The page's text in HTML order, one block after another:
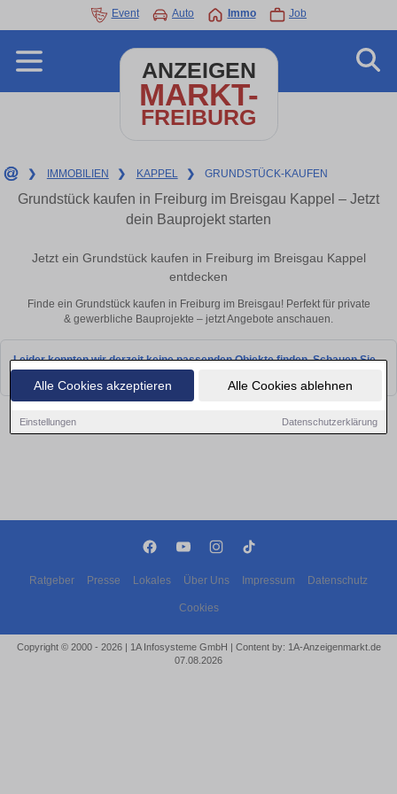
Alle Cookies akzeptieren Alle Cookies ablehnen
Einstellungen Datenschutzerklärung
Event Auto Immo Job
ANZEIGEN
MARKT-
FREIBURG
❯ IMMOBILIEN ❯ KAPPEL ❯ GRUNDSTÜCK-KAUFEN
Grundstück kaufen in Freiburg im Breisgau Kappel – Jetzt
dein Bauprojekt starten
Jetzt ein Grundstück kaufen in Freiburg im Breisgau Kappel
entdecken
Finde ein Grundstück kaufen in Freiburg im Breisgau! Perfekt für private
& gewerbliche Bauprojekte – jetzt Angebote anschauen.
Leider konnten wir derzeit keine passenden Objekte finden. Schauen Sie
Ratgeber Presse Lokales Über Uns Impressum Datenschutz
Cookies
Copyright © 2000 - 2026 | 1A Infosysteme GmbH | Content by: 1A-Anzeigenmarkt.de
07.08.2026